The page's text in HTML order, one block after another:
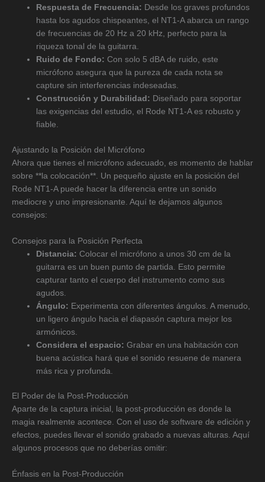
Respuesta de Frecuencia: Desde los graves profundos
hasta los agudos chispeantes, el NT1-A abarca un rango
de frecuencias de 20 Hz a 20 kHz, perfecto para la
riqueza tonal de la guitarra.
Ruido de Fondo: Con solo 5 dBA de ruido, este
micrófono asegura que la pureza de cada nota se
capture sin interferencias indeseadas.
Construcción y Durabilidad: Diseñado para soportar
las exigencias del estudio, el Rode NT1-A es robusto y
fiable.
Ajustando la Posición del Micrófono
Ahora que tienes el micrófono adecuado, es momento de hablar
sobre **la colocación**. Un pequeño ajuste en la posición del
Rode NT1-A puede hacer la diferencia entre un sonido
mediocre y uno impresionante. Aquí te dejamos algunos
consejos:
Consejos para la Posición Perfecta
Distancia: Colocar el micrófono a unos 30 cm de la
guitarra es un buen punto de partida. Esto permite
capturar tanto el cuerpo del instrumento como sus
agudos.
Ángulo: Experimenta con diferentes ángulos. A menudo,
un ligero ángulo hacia el diapasón captura mejor los
armónicos.
Considera el espacio: Grabar en una habitación con
buena acústica hará que el sonido resuene de manera
más rica y profunda.
El Poder de la Post-Producción
Aparte de la captura inicial, la post-producción es donde la
magia realmente acontece. Con el uso de software de edición y
efectos, puedes llevar el sonido grabado a nuevas alturas. Aquí
algunos procesos que no deberías omitir:
Énfasis en la Post-Producción